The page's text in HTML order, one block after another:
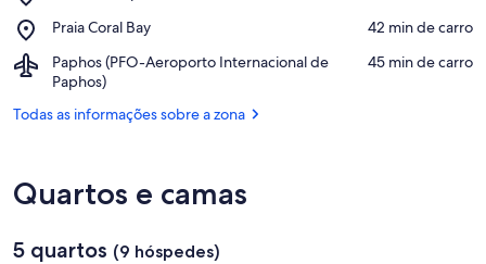
Região
de
Troodos
de
Praia Coral Bay
Place,
Coral
Bay
‪42 min de carro‬
Paphos (PFO-Aeroporto Internacional de
Paphos)
Airport,
Paphos
Aeroporto
‪45 min de carro‬
Todas as informações sobre a zona
Quartos e camas
5 quartos (9 hóspedes)